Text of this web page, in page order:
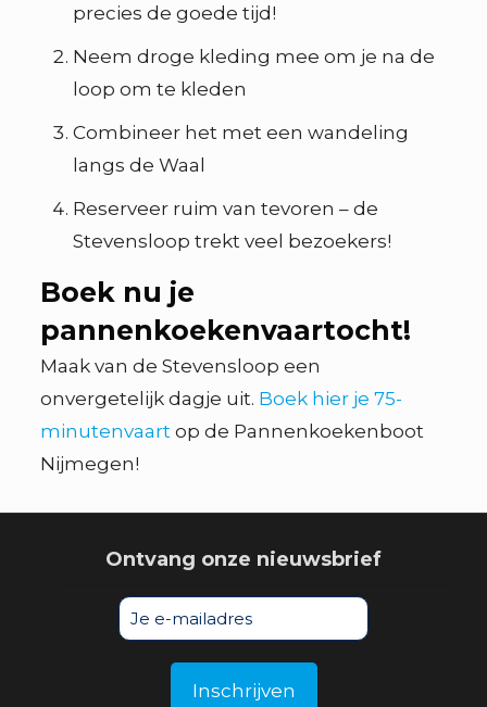
precies de goede tijd!
Neem droge kleding mee om je na de
loop om te kleden
Combineer het met een wandeling
langs de Waal
Reserveer ruim van tevoren – de
Stevensloop trekt veel bezoekers!
Boek nu je
pannenkoekenvaartocht!
Maak van de Stevensloop een
onvergetelijk dagje uit. Boek hier je 75-
minutenvaart op de Pannenkoekenboot
Nijmegen!
Ontvang onze nieuwsbrief